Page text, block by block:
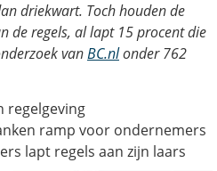
driekwart. Toch houden de
de regels, al lapt 15 procent die
vanBC.nlonder 762
regelgeving
ramp voor ondernemers
lapt regels aan zijn laars